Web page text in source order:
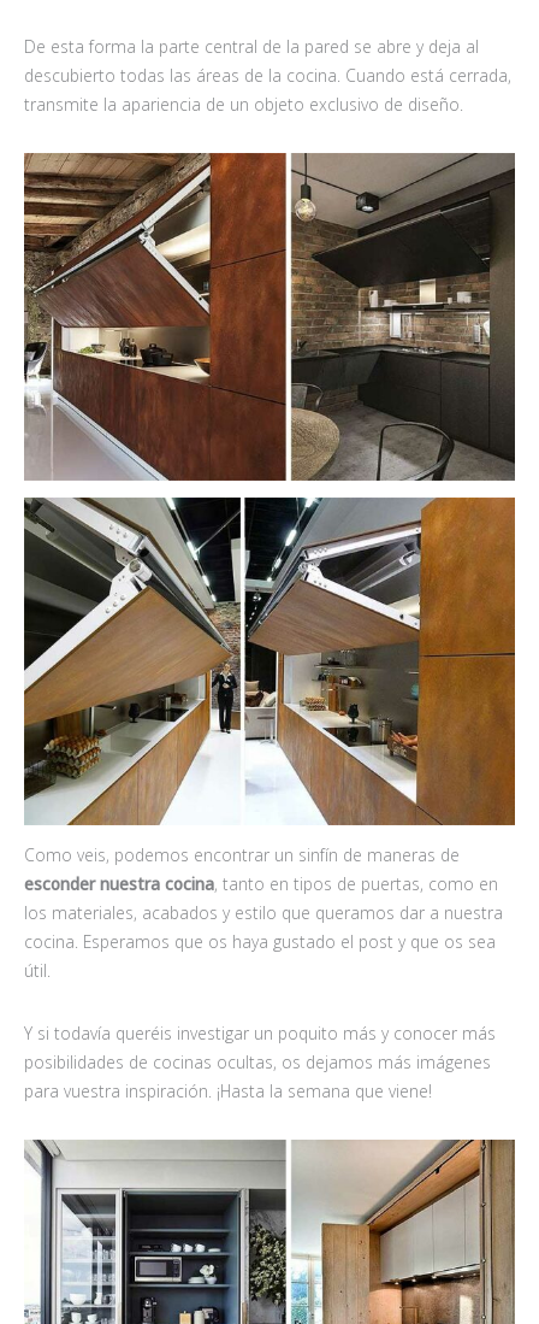
De esta forma la parte central de la pared se abre y deja al
descubierto todas las áreas de la cocina. Cuando está cerrada,
transmite la apariencia de un objeto exclusivo de diseño.
Como veis, podemos encontrar un sinfín de maneras de
esconder nuestra cocina, tanto en tipos de puertas, como en
los materiales, acabados y estilo que queramos dar a nuestra
cocina. Esperamos que os haya gustado el post y que os sea
útil.
Y si todavía queréis investigar un poquito más y conocer más
posibilidades de cocinas ocultas, os dejamos más imágenes
para vuestra inspiración. ¡Hasta la semana que viene!